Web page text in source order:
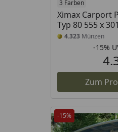
3 Farben
Ximax Carport
Typ 80 555 x
4.323 Münzen
-15%
Zum
-15%